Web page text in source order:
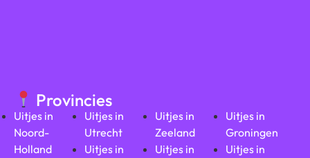
Provincies
Uitjes in
Noord-
Holland
Uitjes in
Utrecht
Uitjes in
Uitjes in
Zeeland
Uitjes in
Uitjes in
Groningen
Uitjes in